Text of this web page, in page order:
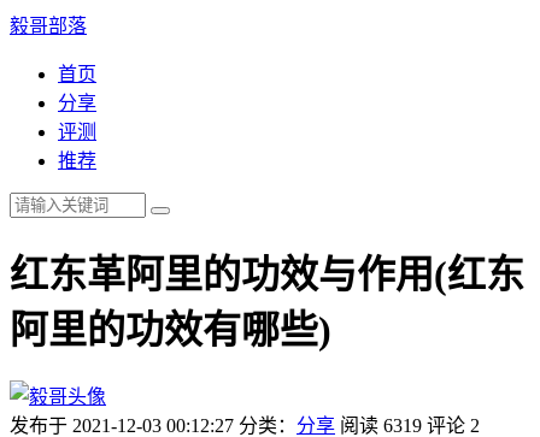
毅哥部落
首页
分享
评测
推荐
红东革阿里的功效与作用(红东
阿里的功效有哪些)
发布于 2021-12-03 00:12:27 分类： 分享 阅读 6319 评论 2